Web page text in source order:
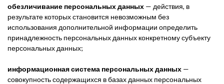
обезличивание персональных данных — действия, в
результате которых становится невозможным без
использования дополнительной информации определить
принадлежность персональных данных конкретному субъекту
персональных данных;
информационная система персональных данных —
совокупность содержащихся в базах данных персональных